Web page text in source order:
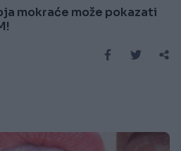
mokraće može pokazati